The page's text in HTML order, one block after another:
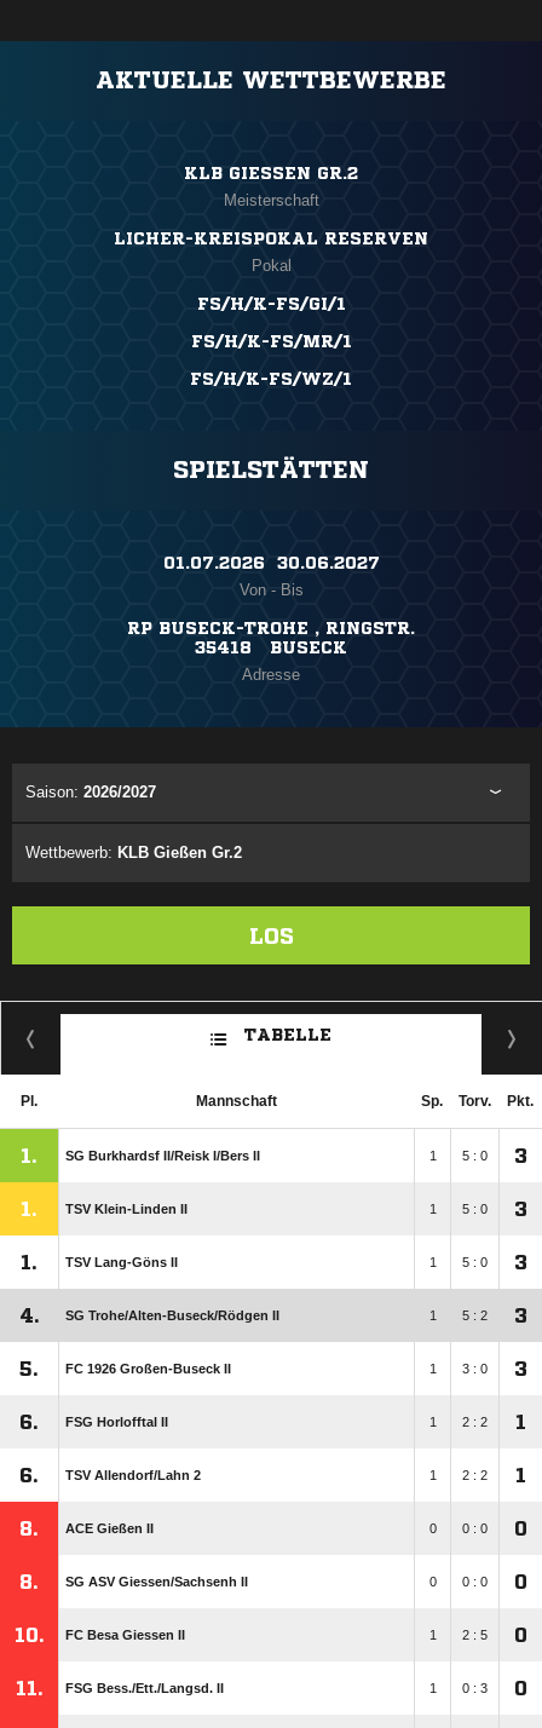
AKTUELLE WETTBEWERBE
KLB GIESSEN GR.2
Meisterschaft
LICHER-KREISPOKAL RESERVEN
Pokal
FS/H/K-FS/GI/1
FS/H/K-FS/MR/1
FS/H/K-FS/WZ/1
SPIELSTÄTTEN
01.07.2026 ​ 30.06.2027
Von - Bis
RP BUSECK-TROHE , RINGSTR.
35418 BUSECK
Adresse
Saison: 2026/2027
Wettbewerb: KLB Gießen Gr.2
LOS
TABELLE
Pl. Mannschaft Sp. Torv. Pkt.
1. SG Burkhardsf II/​Reisk I/​Bers II 1 5 : 0 3
1. TSV Klein-Linden II 1 5 : 0 3
1. TSV Lang-Göns II 1 5 : 0 3
4. SG Trohe/​Alten-Buseck/​Rödgen II 1 5 : 2 3
5. FC 1926 Großen-Buseck II 1 3 : 0 3
6. FSG Horlofftal II 1 2 : 2 1
6. TSV Allendorf/​Lahn 2 1 2 : 2 1
8. ACE Gießen II 0 0 : 0 0
8. SG ASV Giessen/​Sachsenh II 0 0 : 0 0
10. FC Besa Giessen II 1 2 : 5 0
11. FSG Bess./​Ett./​Langsd. II 1 0 : 3 0